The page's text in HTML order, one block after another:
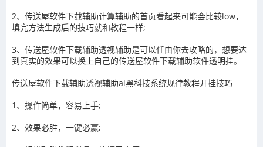
2、 传送屋软件下载辅助计算辅助的首页看起来可能会比较low，
填完方法生成后的技巧就和教程一样;
3、 传送屋软件下载辅助透视辅助是可以任由你去攻略的，想要达
到真实的效果可以换上自己的传送屋软件下载辅助软件透明挂。
传送屋软件下载辅助透视辅助ai黑科技系统规律教程开挂技巧
1、操作简单，容易上手;
2、效果必胜，一键必赢;